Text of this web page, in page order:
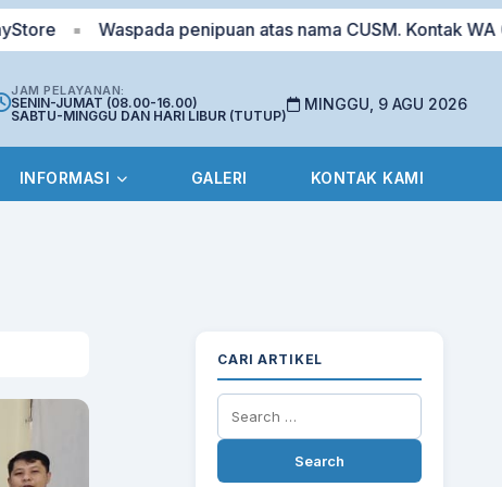
■ Waspada penipuan atas nama CUSM. Kontak WA
JAM PELAYANAN:
SENIN-JUMAT (08.00-16.00)
SABTU-MINGGU DAN HARI LIBUR (TUTUP)
MINGGU, 9 AGU 2026
INFORMASI GALERI KONTAK KAMI
CARI ARTIKEL